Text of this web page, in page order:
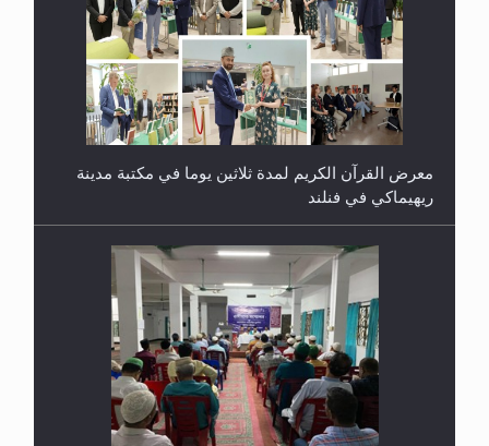
ندوة حول نظام الوصية في الجماعة الأحمدية في
شيتاغونغ – بنغلاديش